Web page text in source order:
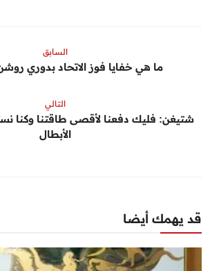
السابق
ما هي خفايا فوز الاتحاد بدوري
التالي
شتيغن: فليك دفعنا لأقصى طاقتنا وكنا
الأبطال
قد يهمك أيضا